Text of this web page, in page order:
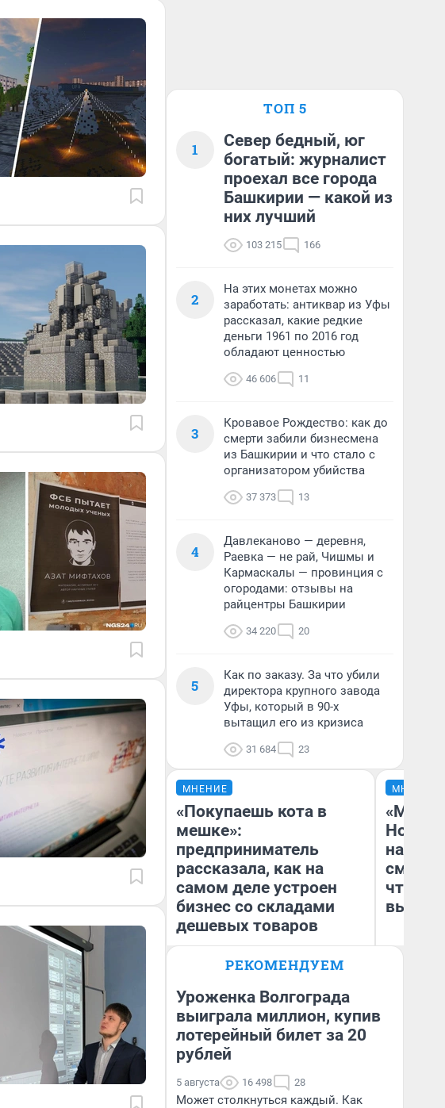
ТОП 5
1
Север бедный, юг
богатый: журналист
проехал все города
Башкирии — какой из
них лучший
103 215 166
2
На этих монетах можно
заработать: антиквар из Уфы
рассказал, какие редкие
деньги 1961 по 2016 год
обладают ценностью
46 606 11
3
Кровавое Рождество: как до
смерти забили бизнесмена
из Башкирии и что стало с
организатором убийства
37 373 13
4
Давлеканово — деревня,
Раевка — не рай, Чишмы и
Кармаскалы — провинция с
огородами: отзывы на
райцентры Башкирии
34 220 20
5
Как по заказу. За что убили
директора крупного завода
Уфы, который в 90-х
вытащил его из кризиса
31 684 23
МНЕНИЕ
«Покупаешь кота в
мешке»:
предприниматель
рассказала, как на
самом деле устроен
бизнес со складами
дешевых товаров
Наталья Шорохова
деньги соцразвития
МНЕНИЕ
«Мы
чтобы
РЕКОМЕНДУЕМ
Уроженка Волгограда
выиграла миллион, купив
лотерейный билет за 20
рублей
5 августа 16 498 28
Может столкнуться каждый. Как